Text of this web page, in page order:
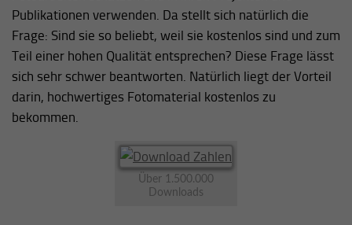
Publikationen verwenden. Da stellt sich natürlich die
Frage: Sind sie so beliebt, weil sie kostenlos sind und zum
Teil einer hohen Qualität entsprechen? Diese Frage lässt
sich sehr schwer beantworten. Natürlich liegt der Vorteil
darin, hochwertiges Fotomaterial kostenlos zu
bekommen.
Über 1.500.000
Downloads